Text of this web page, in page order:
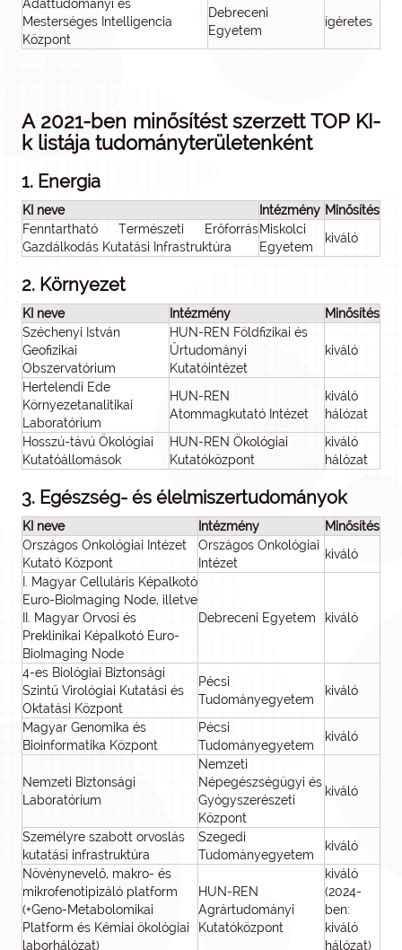
Adattudományi és
Mesterséges Intelligencia
Központ
Debreceni
Egyetem
ígéretes
A 2021-ben minősítést szerzett TOP KI-
k listája tudományterületenként
1. Energia
KI neve Intézmény Minősítés
Fenntartható Természeti Erőforrás
Gazdálkodás Kutatási Infrastruktúra
Miskolci
Egyetem
kiváló
2. Környezet
KI neve Intézmény
Minősítés
Széchenyi István
Geofizikai
Obszervatórium
HUN-REN Földfizikai és
Űrtudományi
Kutatóintézet
kiváló
Hertelendi Ede
Környezetanalitikai
Laboratórium
HUN-REN
Atommagkutató Intézet
kiváló
hálózat
Hosszú-távú Ökológiai
Kutatóállomások
HUN-REN Ökológiai
Kutatóközpont
kiváló
hálózat
3. Egészség- és élelmiszertudományok
KI neve Intézmény
Minősítés
Országos Onkológiai Intézet
Kutató Központ
Országos Onkológiai
Intézet
kiváló
I. Magyar Celluláris Képalkotó
Euro-BioImaging Node, illetve
II. Magyar Orvosi és
Preklinikai Képalkotó Euro-
BioImaging Node
Debreceni Egyetem kiváló
4-es Biológiai Biztonsági
Szintű Virológiai Kutatási és
Oktatási Központ
Pécsi
Tudományegyetem
kiváló
Magyar Genomika és
Bioinformatika Központ
Pécsi
Tudományegyetem
kiváló
Nemzeti Biztonsági
Laboratórium
Nemzeti
Népegészségügyi és
Gyógyszerészeti
Központ
kiváló
Személyre szabott orvoslás
kutatási infrastruktúra
Szegedi
Tudományegyetem
kiváló
Növénynevelő, makro- és
mikrofenotipizáló platform
(+Geno-Metabolomikai
Platform és Kémiai ökológiai
laborhálózat)
HUN-REN
Agrártudományi
Kutatóközpont
kiváló
(2024-
ben:
kiváló
hálózat)